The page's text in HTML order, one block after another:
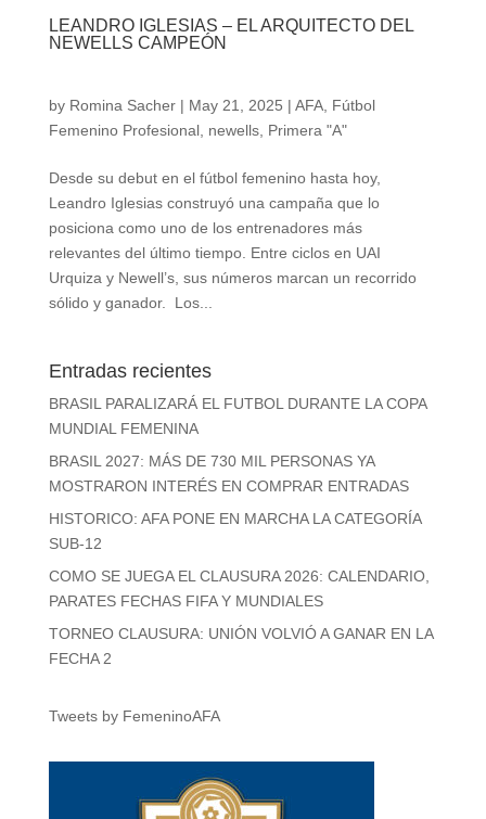
LEANDRO IGLESIAS – EL ARQUITECTO DEL
NEWELLS CAMPEÓN
by Romina Sacher| May 21, 2025 | AFA, Fútbol
Femenino Profesional, newells, Primera "A"
Desde su debut en el fútbol femenino hasta hoy,
Leandro Iglesias construyó una campaña que lo
posiciona como uno de los entrenadores más
relevantes del último tiempo. Entre ciclos en UAI
Urquiza y Newell’s, sus números marcan un recorrido
sólido y ganador. Los...
Entradas recientes
BRASIL PARALIZARÁ EL FUTBOL DURANTE LA COPA
MUNDIAL FEMENINA
BRASIL 2027: MÁS DE 730 MIL PERSONAS YA
MOSTRARON INTERÉS EN COMPRAR ENTRADAS
HISTORICO: AFA PONE EN MARCHA LA CATEGORÍA
SUB-12
COMO SE JUEGA EL CLAUSURA 2026: CALENDARIO,
PARATES FECHAS FIFA Y MUNDIALES
TORNEO CLAUSURA: UNIÓN VOLVIÓ A GANAR EN LA
FECHA 2
Tweets by FemeninoAFA